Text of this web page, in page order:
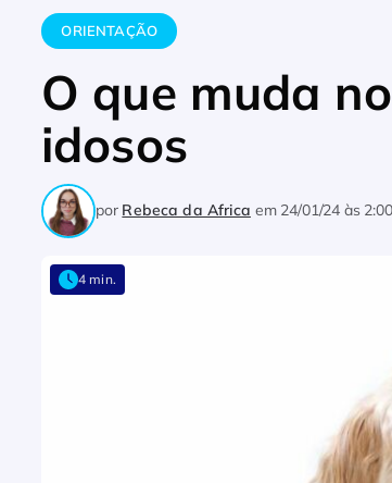
ORIENTAÇÃO
O que muda
idosos
por Rebeca da Africa em 24/01/24 às
4 min.